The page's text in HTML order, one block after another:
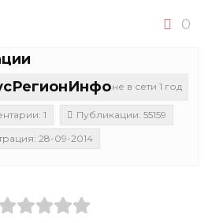
0
не в сети 1 год
1
Публикации: 55159
28-09-2014